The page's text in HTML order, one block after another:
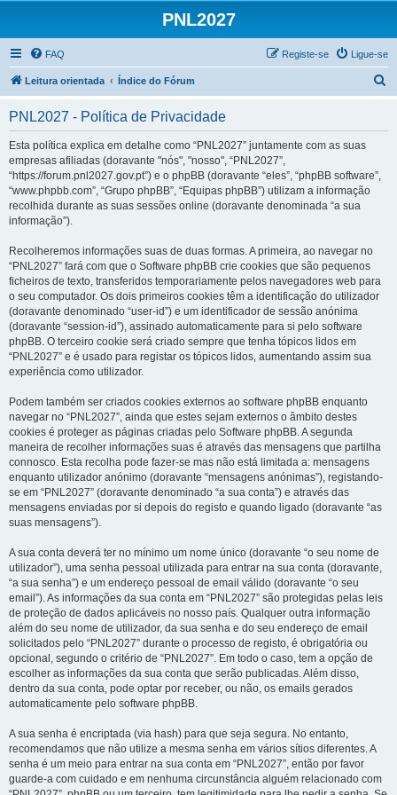
PNL2027
FAQ Ligue-se
Registe-se
Leitura orientada Índice do Fórum
PNL2027 - Política de Privacidade
Esta política explica em detalhe como “PNL2027” juntamente com as suas
empresas afiliadas (doravante "nós", "nosso", “PNL2027”,
“https://forum.pnl2027.gov.pt”) e o phpBB (doravante “eles”, “phpBB software”,
“www.phpbb.com”, “Grupo phpBB”, “Equipas phpBB”) utilizam a informação
recolhida durante as suas sessões online (doravante denominada “a sua
informação”).
Recolheremos informações suas de duas formas. A primeira, ao navegar no
“PNL2027” fará com que o Software phpBB crie cookies que são pequenos
ficheiros de texto, transferidos temporariamente pelos navegadores web para
o seu computador. Os dois primeiros cookies têm a identificação do utilizador
(doravante denominado “user-id”) e um identificador de sessão anónima
(doravante “session-id”), assinado automaticamente para si pelo software
phpBB. O terceiro cookie será criado sempre que tenha tópicos lidos em
“PNL2027” e é usado para registar os tópicos lidos, aumentando assim sua
experiência como utilizador.
Podem também ser criados cookies externos ao software phpBB enquanto
navegar no “PNL2027”, ainda que estes sejam externos o âmbito destes
cookies é proteger as páginas criadas pelo Software phpBB. A segunda
maneira de recolher informações suas é através das mensagens que partilha
connosco. Esta recolha pode fazer-se mas não está limitada a: mensagens
enquanto utilizador anónimo (doravante “mensagens anónimas”), registando-
se em “PNL2027” (doravante denominado “a sua conta”) e através das
mensagens enviadas por si depois do registo e quando ligado (doravante “as
suas mensagens”).
A sua conta deverá ter no mínimo um nome único (doravante “o seu nome de
utilizador”), uma senha pessoal utilizada para entrar na sua conta (doravante,
“a sua senha”) e um endereço pessoal de email válido (doravante “o seu
email”). As informações da sua conta em “PNL2027” são protegidas pelas leis
de proteção de dados aplicáveis no nosso país. Qualquer outra informação
além do seu nome de utilizador, da sua senha e do seu endereço de email
solicitados pelo “PNL2027” durante o processo de registo, é obrigatória ou
opcional, segundo o critério de “PNL2027”. Em todo o caso, tem a opção de
escolher as informações da sua conta que serão publicadas. Além disso,
dentro da sua conta, pode optar por receber, ou não, os emails gerados
automaticamente pelo software phpBB.
A sua senha é encriptada (via hash) para que seja segura. No entanto,
recomendamos que não utilize a mesma senha em vários sítios diferentes. A
senha é um meio para entrar na sua conta em “PNL2027”, então por favor
guarde-a com cuidado e em nenhuma circunstância alguém relacionado com